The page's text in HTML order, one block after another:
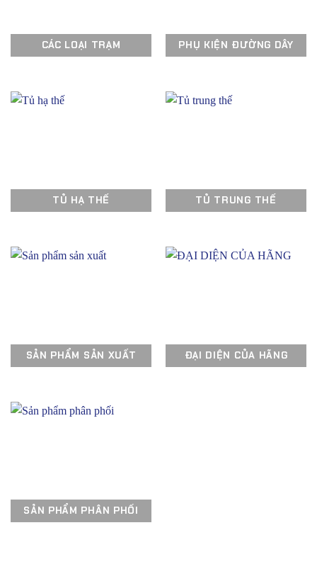
CÁC LOẠI TRẠM PHỤ KIỆN ĐƯỜNG DÂY
TỦ HẠ THẾ TỦ TRUNG THẾ
SẢN PHẨM SẢN XUẤT ĐẠI DIỆN CỦA HÃNG
SẢN PHẨM PHÂN PHỐI